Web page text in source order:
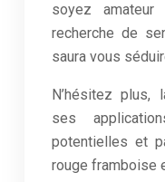
soyez
recherche de
saura vous
N’hésitez plus,
ses
potentielles et
rouge framboise